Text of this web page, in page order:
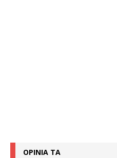
OPINIA TA